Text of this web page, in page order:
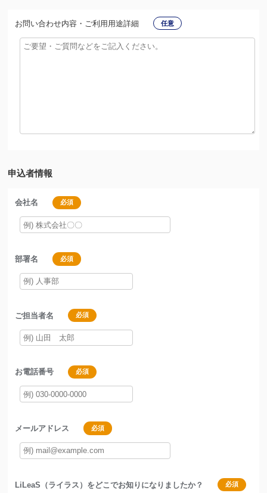
お問い合わせ内容・ご利用用途詳細 任意
申込者情報
会社名 必須
部署名 必須
ご担当者名 必須
お電話番号 必須
メールアドレス 必須
LiLeaS（ライラス）をどこでお知りになりましたか？ 必須